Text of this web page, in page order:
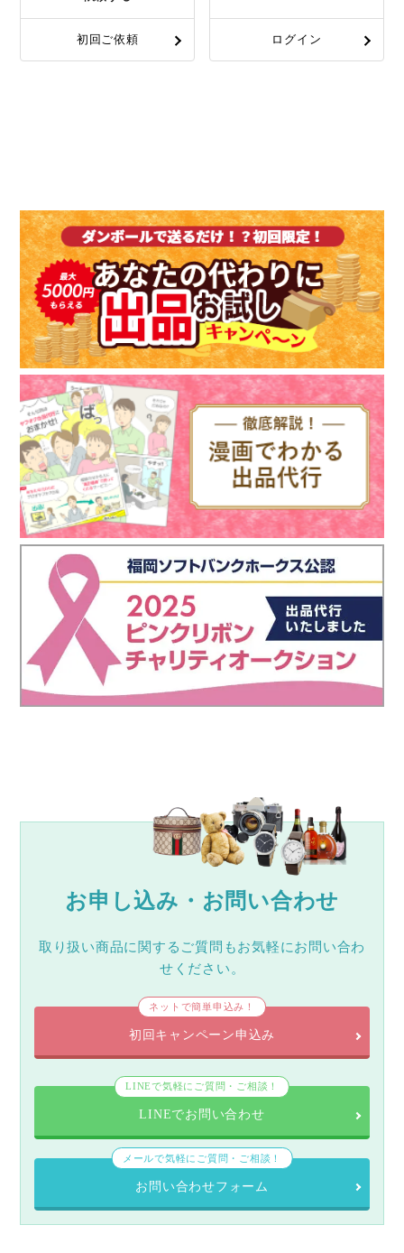
初回ご依頼 ログイン
お申し込み・お問い合わせ
取り扱い商品に関するご質問もお気軽にお問い合わ
せください。
ネットで簡単申込み！
初回キャンペーン申込み
LINEで気軽にご質問・ご相談！
LINEでお問い合わせ
メールで気軽にご質問・ご相談！
お問い合わせフォーム